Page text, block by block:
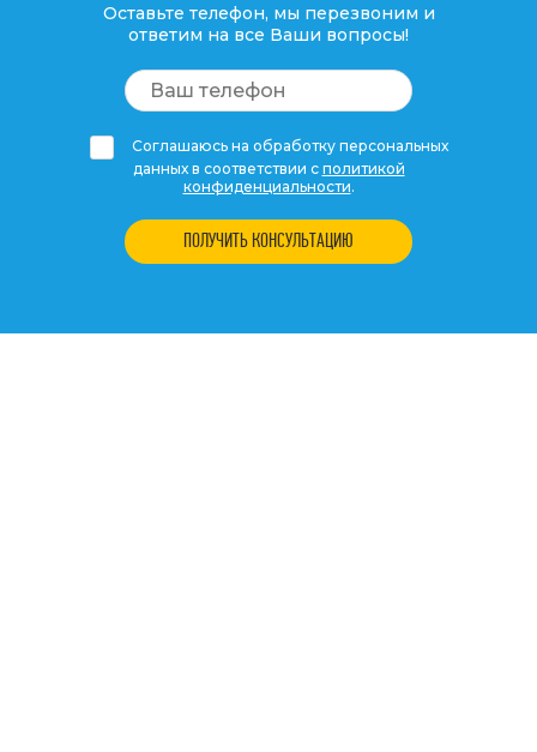
Оставьте телефон, мы перезвоним и
ответим на все Ваши вопросы!
Соглашаюсь на обработку персональных
данных в соответствии с политикой
конфиденциальности.
ПОЛУЧИТЬ КОНСУЛЬТАЦИЮ